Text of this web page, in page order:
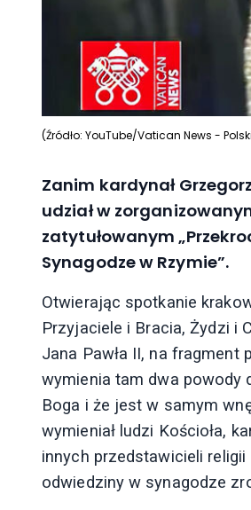
(Źródło: YouTube/Vatican News -
Zanim kardynał
udział w
zatytułowanym
Synagodze w Rzymie”.
Otwierając spotkanie
Przyjaciele i Bracia, Żydzi i
Jana Pawła II, na fragment
wymienia tam dwa powody
Boga i że jest w samym
wymieniał ludzi Kościoła,
innych przedstawicieli religii
odwiedziny w synagodze